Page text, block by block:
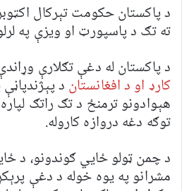
د پاکستان حکومت تېرکال
ته تګ د پاسپورټ او ویزې په
د پاکستان له دغې تګلارې
کارډ او د افغانستاند
هېوادونو ترمنځ د تګ راتګ
توګه دغه دروازه کاروله.
د چمن ټولو ځايي ګوندونو، د
مشرانو په یوه خوله د دغې